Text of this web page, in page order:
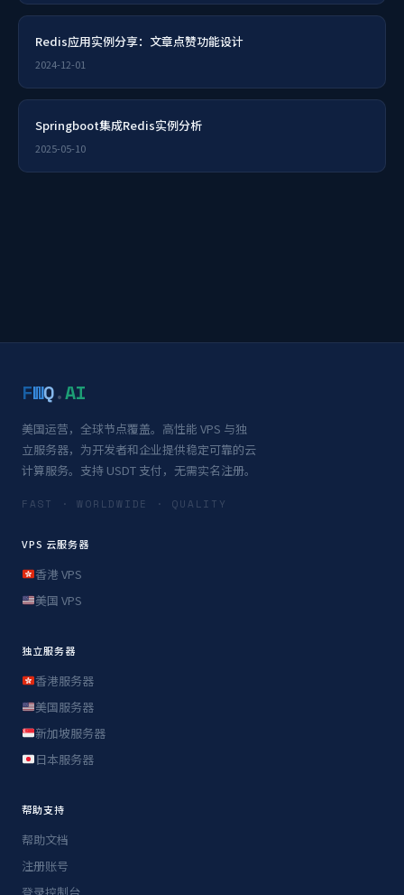
Redis应用实例分享：文章点赞功能设计
2024-12-01
Springboot集成Redis实例分析
2025-05-10
FWQ.AI
美国运营，全球节点覆盖。高性能 VPS 与独
立服务器，为开发者和企业提供稳定可靠的云
计算服务。支持 USDT 支付，无需实名注册。
FAST · WORLDWIDE · QUALITY
VPS 云服务器
香港 VPS
美国 VPS
独立服务器
香港服务器
美国服务器
新加坡服务器
日本服务器
帮助支持
帮助文档
注册账号